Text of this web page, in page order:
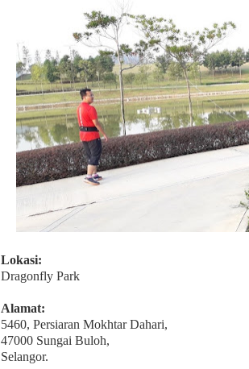
Lokasi:
Dragonfly Park
Alamat:
5460, Persiaran Mokhtar Dahari,
47000 Sungai Buloh,
Selangor.